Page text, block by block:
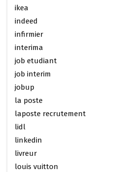
ikea
indeed
infirmier
interima
job etudiant
job interim
jobup
la poste
laposte recrutement
lidl
linkedin
livreur
louis vuitton